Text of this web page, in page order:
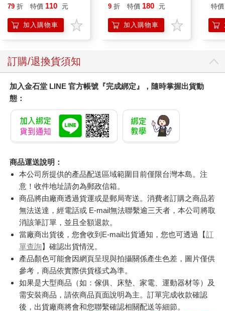
79 折 特價 110 元
加入購物車
9 折 特價 180 元
加入購物車
特價
訂購/退換貨須知
加入金石堂 LINE 官方帳號『完成綁定』，隨時掌握出貨動
態：
商品運送說明：
本公司所提供的產品配送區域範圍目前僅限台灣本島。注
意！收件地址請勿為郵政信箱。
商品將由廠商透過貨運或是郵局寄送。消費者訂購之商品若
無法送達，經電話或 E-mail無法聯繫逾三天者，本公司將取
消該筆訂單，並且全額退款。
當廠商出貨後，您會收到E-mail出貨通知，您也可透過【訂
單查詢】確認出貨情況。
產品顏色可能會因網頁呈現與拍攝關係產生色差，圖片僅供
參考，商品依實際供貨樣式為準。
如果是大型商品（如：傢俱、床墊、家電、運動器材等）及
需安裝商品，請依商品頁面說明為主。訂單完成收款確認
後，出貨廠商將會和您聯繫確認相關配送等細節。